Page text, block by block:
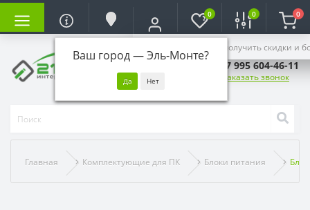
Ваш город —Эль-Монте?
Войдите, чтобы получить скидки и
0 0 0
+7 995 604-46-11
Заказать звонок
Главная Комплектующие для ПК Блоки питания